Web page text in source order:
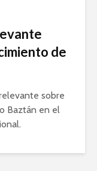
de
sobre
Baztán en el